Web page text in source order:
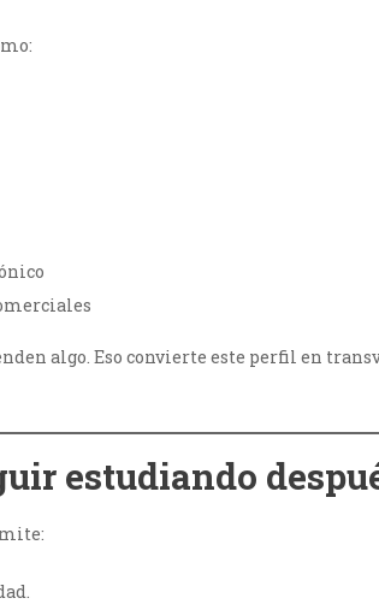
algo. Eso convierte este perfil en
estudiando